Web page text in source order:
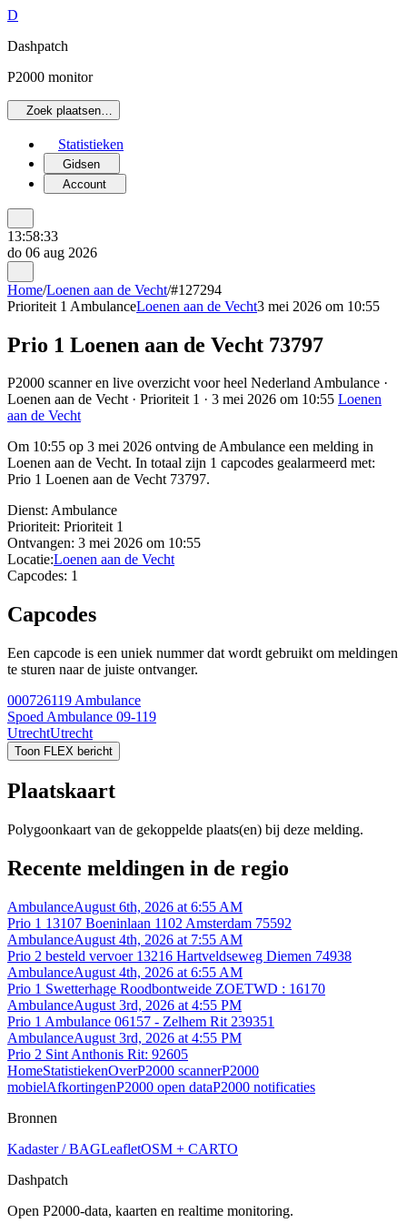
D
Dashpatch
P2000 monitor
Zoek plaatsen…
Statistieken
Gidsen
Account
13:58:33
do 06 aug 2026
Home/Loenen aan de Vecht/#127294
Prioriteit 1 AmbulanceLoenen aan de Vecht3 mei 2026 om 10:55
Prio 1 Loenen aan de Vecht 73797
P2000 scanner en live overzicht voor heel Nederland Ambulance ·
Loenen aan de Vecht · Prioriteit 1 · 3 mei 2026 om 10:55 Loenen
aan de Vecht
Om 10:55 op 3 mei 2026 ontving de Ambulance een melding in
Loenen aan de Vecht. In totaal zijn 1 capcodes gealarmeerd met:
Prio 1 Loenen aan de Vecht 73797.
Dienst: Ambulance
Prioriteit: Prioriteit 1
Ontvangen: 3 mei 2026 om 10:55
Locatie:Loenen aan de Vecht
Capcodes: 1
Capcodes
Een capcode is een uniek nummer dat wordt gebruikt om meldingen
te sturen naar de juiste ontvanger.
000726119 Ambulance
Spoed Ambulance 09-119
UtrechtUtrecht
Toon FLEX bericht
Plaatskaart
Polygoonkaart van de gekoppelde plaats(en) bij deze melding.
Recente meldingen in de regio
AmbulanceAugust 6th, 2026 at 6:55 AM
Prio 1 13107 Boeninlaan 1102 Amsterdam 75592
AmbulanceAugust 4th, 2026 at 7:55 AM
Prio 2 besteld vervoer 13216 Hartveldseweg Diemen 74938
AmbulanceAugust 4th, 2026 at 6:55 AM
Prio 1 Swetterhage Roodbontweide ZOETWD : 16170
AmbulanceAugust 3rd, 2026 at 4:55 PM
Prio 1 Ambulance 06157 - Zelhem Rit 239351
AmbulanceAugust 3rd, 2026 at 4:55 PM
Prio 2 Sint Anthonis Rit: 92605
HomeStatistiekenOverP2000 scannerP2000
mobielAfkortingenP2000 open dataP2000 notificaties
Bronnen
Kadaster / BAGLeafletOSM + CARTO
Dashpatch
Open P2000-data, kaarten en realtime monitoring.